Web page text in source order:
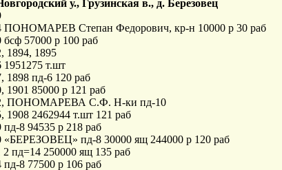
у., Грузинская в., д. Березовец
ПОНОМАРЕВ Степан Федорович, кр-н 10000 р 30 раб
бсф 57000 р 100 раб
1894, 1895
1951275 т.шт
1898 пд-6 120 раб
1901 85000 р 121 раб
ПОНОМАРЕВА С.Ф. Н-ки пд-10
1908 2462944 т.шт 121 раб
пд-8 94535 р 218 раб
«БЕРЕЗОВЕЦ» пд-8 30000 ящ 244000 р 120 раб
2 пд=14 250000 ящ 135 раб
пд-8 77500 р 106 раб